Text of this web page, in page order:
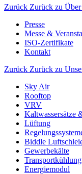
Zurück Zurück zu Über
Presse
Messe &
ISO-Zertifikate
Kontakt
Zurück Zurück zu
Sky Air
Rooftop
VRV
Kaltwassersätze
Lüftung
Biddle
Gewerbekälte
Transportkühlung
Energiemodul